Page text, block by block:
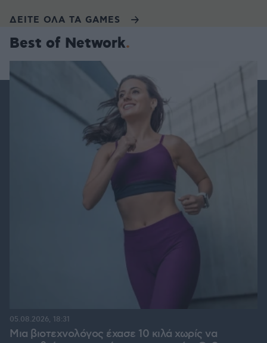
ΔΕΙΤΕ ΟΛΑ ΤΑ GAMES
Best of Network
Μια βιοτεχνολόγος έχασε 10 κιλά χωρίς να
05.08.2026, 18:31